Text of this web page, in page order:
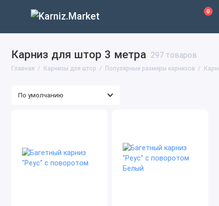
0
Карниз для штор 3 метра 297 товаров
Главная Карнизы для штор Популярные размеры карнизов